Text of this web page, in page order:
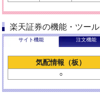
楽天証券の機能・ツール
サイト機能 注文機能
気配情報（板）
○